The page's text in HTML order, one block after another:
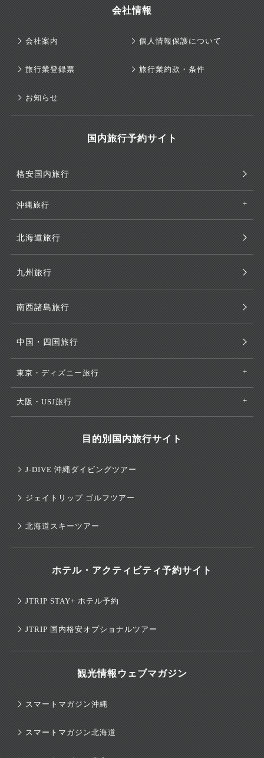
会社情報
会社案内 個人情報保護について
旅行業登録票 旅行業約款・条件
お知らせ
国内旅行予約サイト
格安国内旅行
沖縄旅行
北海道旅行
九州旅行
南西諸島旅行
中国・四国旅行
東京・ディズニー旅行
大阪・USJ旅行
目的別国内旅行サイト
J-DIVE 沖縄ダイビングツアー
ジェイトリップ ゴルフツアー
北海道スキーツアー
ホテル・アクティビティ予約サイト
JTRIP STAY+ ホテル予約
JTRIP 国内格安オプショナルツアー
観光情報ウェブマガジン
スマートマガジン沖縄
スマートマガジン北海道